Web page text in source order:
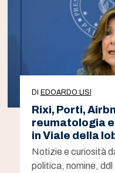
DI EDOARDO LISI
Rixi, Porti,
reumatologia
in Viale della
Notizie e curiosità
politica, nomine,